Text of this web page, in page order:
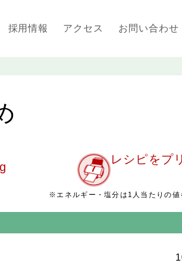
採用情報 アクセス お問い合わせ
g
レシピをプ
※エネルギー・塩分は1人当たりの値